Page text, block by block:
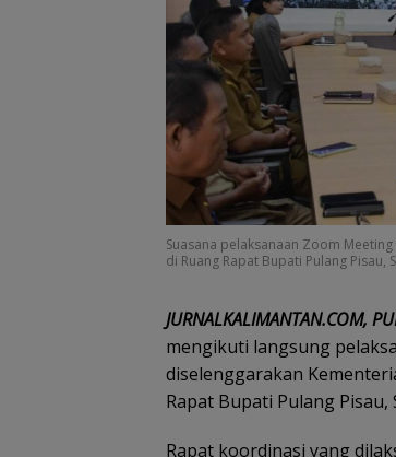
Suasana pelaksanaan Zoom
di Ruang Rapat Bupati Pulang Pisau,
JURNALKALIMANTAN.COM,
mengikuti langsung
diselenggarakan
Rapat Bupati Pulang Pisau,
Rapat koordinasi yang